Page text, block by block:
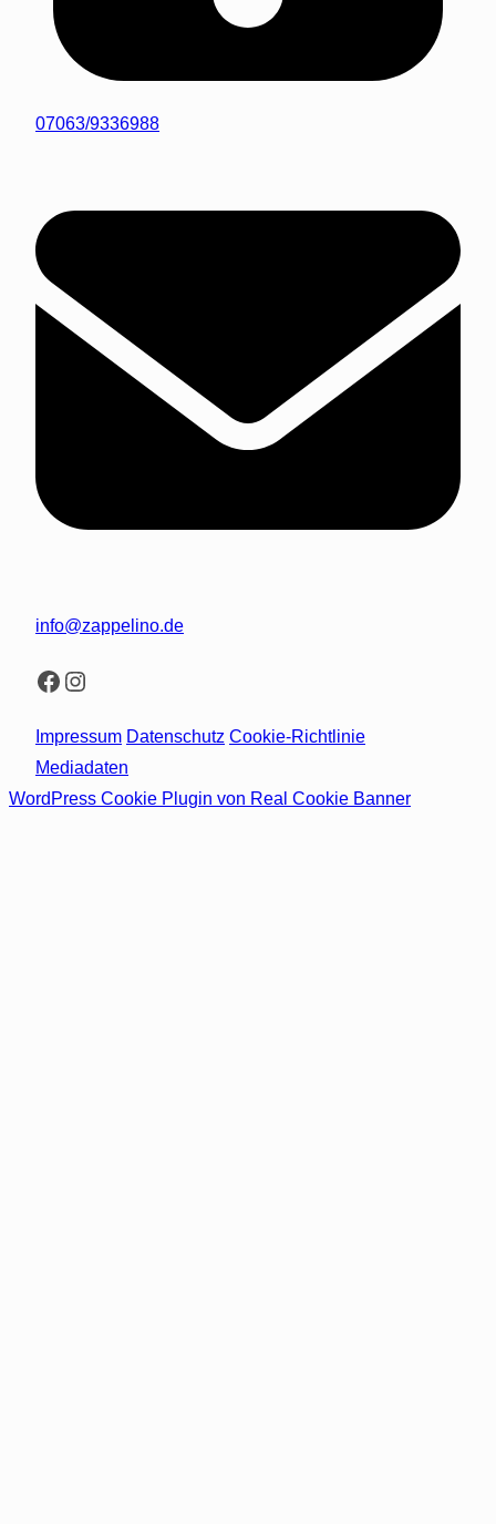
07063/9336988
info@zappelino.de
Facebook
Instagram
Impressum Datenschutz Cookie-Richtlinie
Mediadaten
WordPress Cookie Plugin von Real Cookie Banner